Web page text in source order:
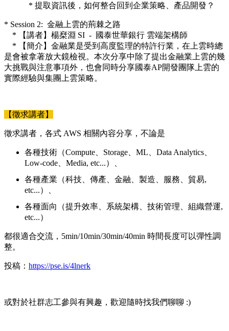
* 提取資訊後，如何整合回到企業策略、產品開發？
* Session 2: 金融上雲的荊棘之路
* 【講者】楊椉淵 SI - 國泰世華銀行 雲端架構師
* 【簡介】金融業是受到高度監理的特許行業，在上雲時總
是會被拿著放大鏡檢視。本次分享中除了提出金融業上雲的幾
大挑戰與注意事項外，也會同時分享國泰AP開發團隊上雲的
實際經驗與集團上雲策略。
【徵求講者】
徵求講者，各式 AWS 相關內容分享，不論是
各種技術（Compute、Storage、ML、Data Analytics、
Low-code、Media, etc...）、
各種產業（科技、傳產、金融、製造、服務、貿易,
etc...）、
各種面向（提升效率、系統架構、技術管理、組織營運,
etc...）
都很適合交流，5min/10min/30min/40min 時間長度可以彈性調
整。
投稿： https://pse.is/4lnerk
或對於社群志工參與有興趣，歡迎隨時找我們聊聊 :)